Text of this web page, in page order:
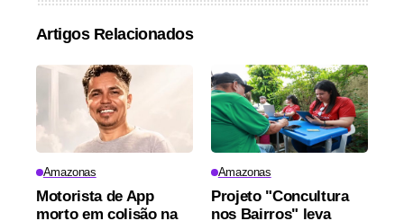
Artigos Relacionados
Amazonas
Motorista de App
morto em colisão na
Amazonas
Projeto "Concultura
nos Bairros" leva